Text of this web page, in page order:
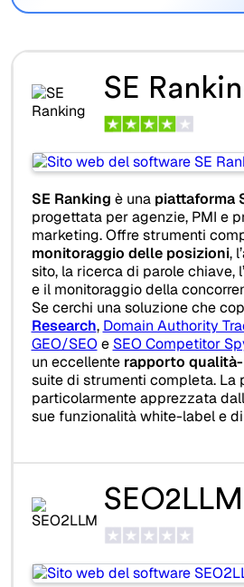
SE
SE Ranking è una piattaforma
progettata per agenzie, PMI e
marketing. Offre strumenti
monitoraggio delle posizioni,
sito, la ricerca di parole chiave,
e il monitoraggio della
Se cerchi una soluzione che
Research, Domain Authority
GEO/SEO e SEO Competitor
un eccellente rapporto
suite di strumenti completa. La
particolarmente apprezzata
sue funzionalità white-label e
SEO2LLM